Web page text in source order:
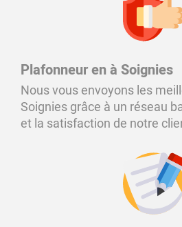
Plafonneur en à Soignies
Nous vous envoyons les
Soignies grâce à un réseau
et la satisfaction de notre